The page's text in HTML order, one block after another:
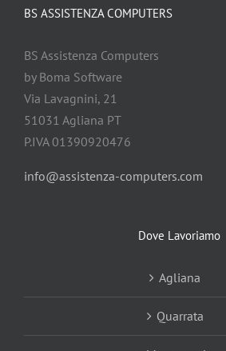
BS ASSISTENZA COMPUTERS
BS Assistenza Computers
by Boma Software
Via Lavagnini, 21
51031 Agliana PT
P.IVA 01390920476
info@assistenza-computers.com
Dove Lavoriamo
Agliana
Quarrata